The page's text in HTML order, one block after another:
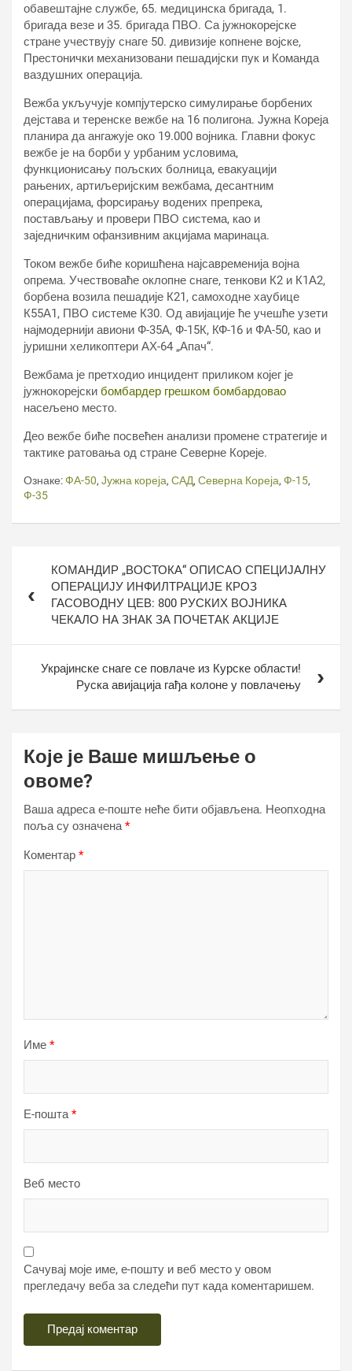
обавештајне службе, 65. медицинска бригада, 1.
бригада везе и 35. бригада ПВО. Са јужнокорејске
стране учествују снаге 50. дивизије копнене војске,
Престонички механизовани пешадијски пук и Команда
ваздушних операција.
Вежба укључује компјутерско симулирање борбених
дејстава и теренске вежбе на 16 полигона. Јужна Кореја
планира да ангажује око 19.000 војника. Главни фокус
вежбе је на борби у урбаним условима,
функционисању пољских болница, евакуацији
рањених, артиљеријским вежбама, десантним
операцијама, форсирању водених препрека,
постављању и провери ПВО система, као и
заједничким офанзивним акцијама маринаца.
Током вежбе биће коришћена најсавременија војна
опрема. Учествоваће оклопне снаге, тенкови К2 и К1А2,
борбена возила пешадије К21, самоходне хаубице
К55А1, ПВО системе К30. Од авијације ће учешће узети
најмодернији авиони Ф-35А, Ф-15К, КФ-16 и ФА-50, као и
јуришни хеликоптери АХ-64 „Апач“.
Вежбама је претходио инцидент приликом којег је
јужнокорејски бомбардер грешком бомбардовао
насељено место.
Део вежбе биће посвећен анализи промене стратегије и
тактике ратовања од стране Северне Кореје.
Ознаке:ФА-50, Јужна кореја, САД, Северна Кореја, Ф-15,
Ф-35
чланкаКОМАНДИР „ВОСТОКА“ ОПИСАО СПЕЦИЈАЛНУ
ОПЕРАЦИЈУ ИНФИЛТРАЦИЈЕ КРОЗ
ГАСОВОДНУ ЦЕВ: 800 РУСКИХ ВОЈНИКА
ЧЕКАЛО НА ЗНАК ЗА ПОЧЕТАК АКЦИЈЕ
Украјинске снаге се повлаче из Курске области!
Руска авијација гађа колоне у повлачењу
Које је Ваше мишљење о
овоме?
Ваша адреса е-поште неће бити објављена. Неопходна
поља су означена*
Коментар *
Име *
Е-пошта*
Веб место
Сачувај моје име, е-пошту и веб место у овом
прегледачу веба за следећи пут када коментаришем.